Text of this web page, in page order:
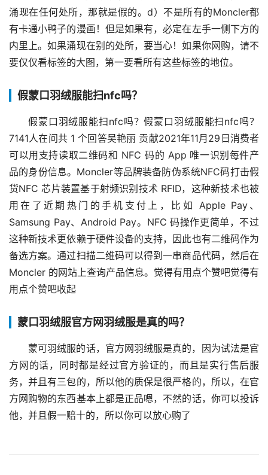
涌现在任何处所，那就是假的。d）不是所有的Moncler都
有卡通小鸭子的漫画！但是如果有，必定在左手一侧下方的
内里上。如果涌现在别的处所，要当心！如果你网购，请不
要仅仅看标签的大图，第一要看所有这些标签的地位。
假蒙口羽绒服能扫nfc吗？
假蒙口羽绒服能扫nfc吗？假蒙口羽绒服能扫nfc吗？
7141人在问共 1 个回答吴艳丽 贡献2021年11月29日消费者
可以用支持读取二维码和 NFC 码的 App 唯一识别每件产
品的身份信息。Moncler等品牌装备防伪系统NFC码打击假
货NFC 芯片装置基于射频识别技术 RFID，这种新技术也被
用在了近期热门的手机支付上，比如 Apple Pay、
Samsung Pay、Android Pay。NFC 码操作更简单，不过
这种新技术更依赖于硬件设备的支持，因此也有二维码作为
备选方案。通过扫描二维码可以得到一串商品代码，然后在
Moncler 的网站上查询产品信息。觉得有用点个赞吧觉得有
用点个赞吧收起
蒙口羽绒服官方网羽绒服是真的吗？
蒙可羽绒服的话，官方网羽绒服是真的，因为试法是官
方网的话，同时都是经过官方验证的，而且是实行售后服
务，并且有三包的，所以他的质保是很严格的，所以，在官
方网购物的东西基本上都是正品嗯，不然的话，你可以投诉
他，并且假一赔十的，所以你可以放心购了